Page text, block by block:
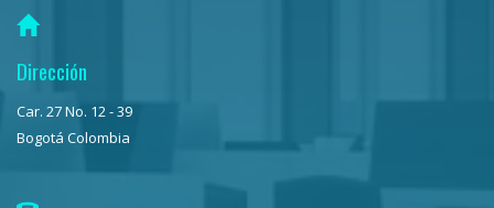
Dirección
Car. 27 No. 12 - 39
Bogotá Colombia